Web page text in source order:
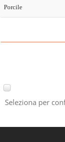
Porcile
Seleziona per